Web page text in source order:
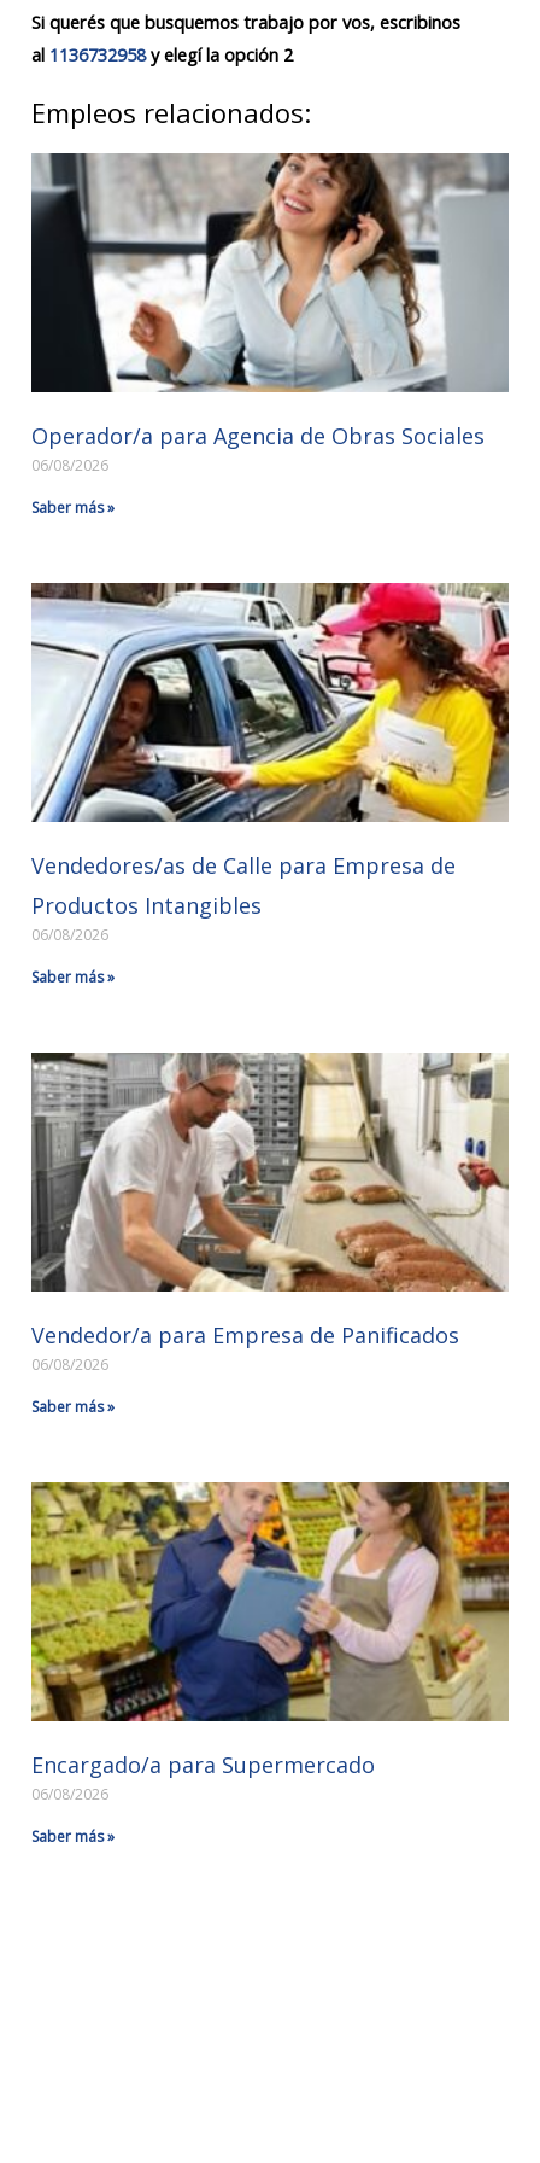
Si querés que busquemos trabajo por vos, escribinos
al 1136732958y elegí la opción 2
Empleos relacionados:
Operador/a para Agencia de Obras Sociales
06/08/2026
Saber más »
Vendedores/as de Calle para Empresa de
Productos Intangibles
06/08/2026
Saber más »
Vendedor/a para Empresa de Panificados
06/08/2026
Saber más »
Encargado/a para Supermercado
06/08/2026
Saber más »